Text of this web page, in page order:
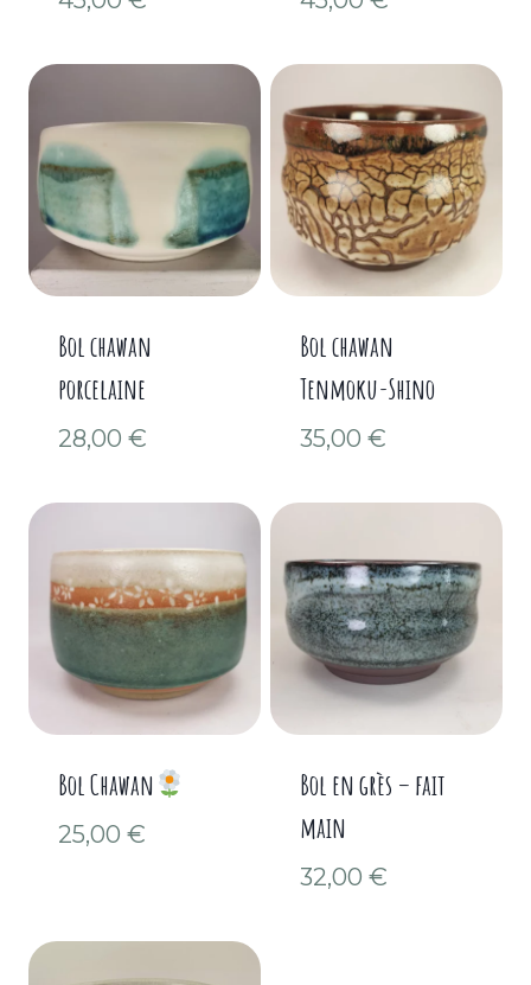
Bol chawan
porcelaine
28,00 €
Bol chawan
Tenmoku-Shino
35,00 €
Bol Chawan
25,00 €
Bol en grès – fait
main
32,00 €